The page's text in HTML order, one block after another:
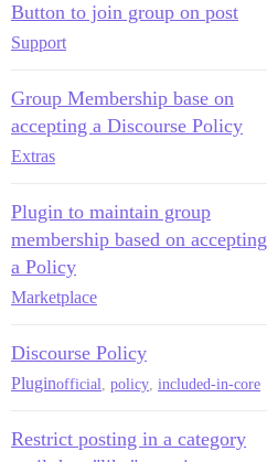
Button to join group on post
Support
Group Membership base on
accepting a Discourse Policy
Extras
Plugin to maintain group
membership based on accepting
a Policy
Marketplace
Discourse Policy
Pluginofficial policy included-in-core
Restrict posting in a category